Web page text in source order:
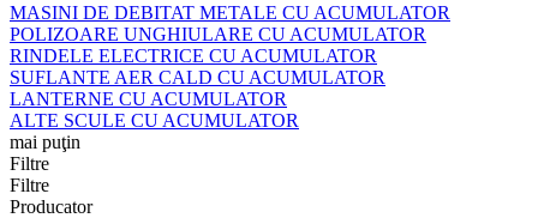
MASINI DE DEBITAT METALE CU ACUMULATOR
POLIZOARE UNGHIULARE CU ACUMULATOR
RINDELE ELECTRICE CU ACUMULATOR
SUFLANTE AER CALD CU ACUMULATOR
LANTERNE CU ACUMULATOR
ALTE SCULE CU ACUMULATOR
mai puţin
Filtre
Filtre
Producator